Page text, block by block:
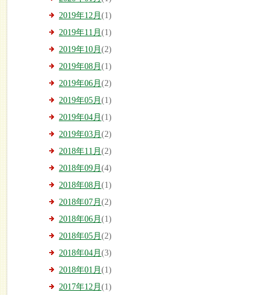
2019年12月 (1)
2019年11月 (1)
2019年10月 (2)
2019年08月 (1)
2019年06月 (2)
2019年05月 (1)
2019年04月 (1)
2019年03月 (2)
2018年11月 (2)
2018年09月 (4)
2018年08月 (1)
2018年07月 (2)
2018年06月 (1)
2018年05月 (2)
2018年04月 (3)
2018年01月 (1)
2017年12月 (1)